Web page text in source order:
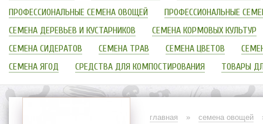
ПРОФЕССИОНАЛЬНЫЕ СЕМЕНА ОВОЩЕЙ
ПРОФЕССИОНАЛЬНЫЕ
СЕМЕНА ДЕРЕВЬЕВ И КУСТАРНИКОВ
СЕМЕНА КОРМОВЫХ КУЛЬТУР
СЕМЕНА СИДЕРАТОВ
СЕМЕНА ТРАВ СЕМЕНА ЦВЕТОВ
СЕМЕНА ЯГОД
СРЕДСТВА ДЛЯ КОМПОСТИРОВАНИЯ ТОВАРЫ
главная » семена овощей